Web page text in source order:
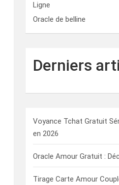
Ligne
Oracle de belline
Derniers
Voyance Tchat Gratuit
en 2026
Oracle Amour Gratuit :
Tirage Carte Amour